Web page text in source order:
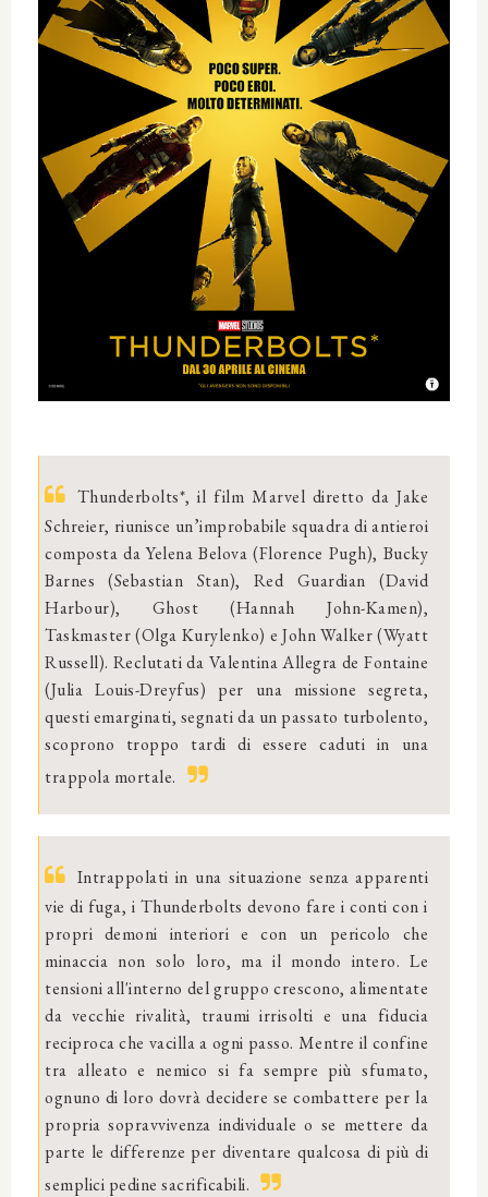
Thunderbolts*, il film Marvel diretto da Jake
Schreier, riunisce un’improbabile squadra di antieroi
composta da Yelena Belova (Florence Pugh), Bucky
Barnes (Sebastian Stan), Red Guardian (David
Harbour), Ghost (Hannah John-Kamen),
Taskmaster (Olga Kurylenko) e John Walker (Wyatt
Russell). Reclutati da Valentina Allegra de Fontaine
(Julia Louis-Dreyfus) per una missione segreta,
questi emarginati, segnati da un passato turbolento,
scoprono troppo tardi di essere caduti in una
trappola mortale.
Intrappolati in una situazione senza apparenti
vie di fuga, i Thunderbolts devono fare i conti con i
propri demoni interiori e con un pericolo che
minaccia non solo loro, ma il mondo intero. Le
tensioni all'interno del gruppo crescono, alimentate
da vecchie rivalità, traumi irrisolti e una fiducia
reciproca che vacilla a ogni passo. Mentre il confine
tra alleato e nemico si fa sempre più sfumato,
ognuno di loro dovrà decidere se combattere per la
propria sopravvivenza individuale o se mettere da
parte le differenze per diventare qualcosa di più di
semplici pedine sacrificabili.